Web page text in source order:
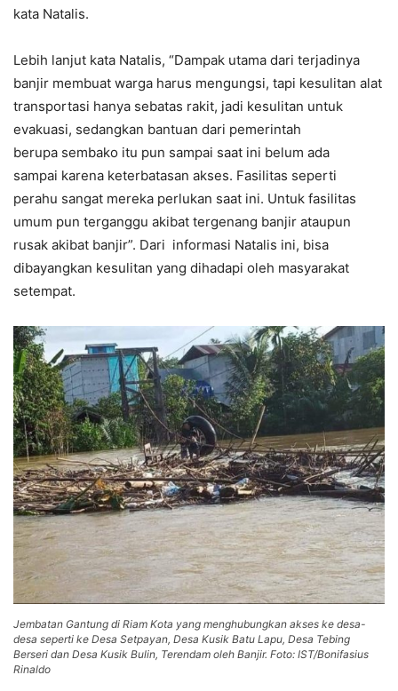
kata Natalis.
Lebih lanjut kata Natalis, “Dampak utama dari terjadinya
banjir membuat warga harus mengungsi, tapi kesulitan alat
transportasi hanya sebatas rakit, jadi kesulitan untuk
evakuasi, sedangkan bantuan dari pemerintah
berupa sembako itu pun sampai saat ini belum ada
sampai karena keterbatasan akses. Fasilitas seperti
perahu sangat mereka perlukan saat ini. Untuk fasilitas
umum pun terganggu akibat tergenang banjir ataupun
rusak akibat banjir”. Dari informasi Natalis ini, bisa
dibayangkan kesulitan yang dihadapi oleh masyarakat
setempat.
Jembatan Gantung di Riam Kota yang menghubungkan akses ke desa-
desa seperti ke Desa Setpayan, Desa Kusik Batu Lapu, Desa Tebing
Berseri dan Desa Kusik Bulin, Terendam oleh Banjir. Foto: IST/Bonifasius
Rinaldo